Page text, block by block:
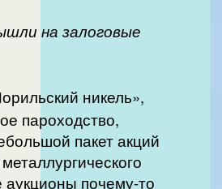
на залоговые
никель»,
пароходство,
пакет акций
почему-то